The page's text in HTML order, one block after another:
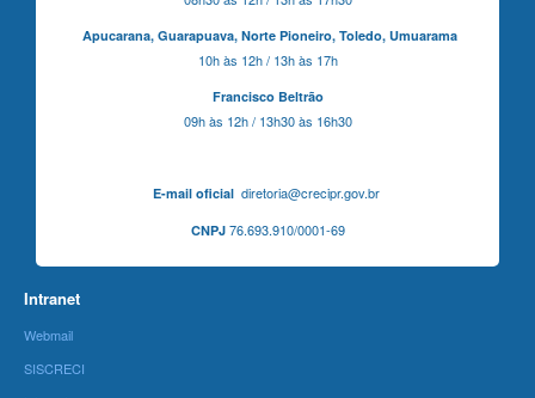
Apucarana, Guarapuava, Norte Pioneiro, Toledo, Umuarama
10h às 12h / 13h às 17h
Francisco Beltrão
09h às 12h / 13h30 às 16h30
E-mail oficialdiretoria@crecipr.gov.br
CNPJ76.693.910/0001-69
Intranet
Webmail
SISCRECI